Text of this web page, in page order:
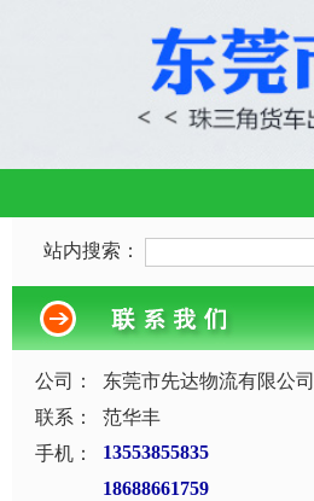
站内搜索：
公司：
东莞市先达物流有限公司
联系：
范华丰
手机：
13553855835
18688661759